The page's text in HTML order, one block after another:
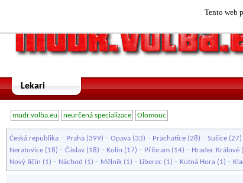
Tento web
Lekari
mudr.volba.eu neurčená specializace Olomouc
Česká republika - Praha (399) - Opava (33) - Prachatice (28) - Sušice (27)
Neratovice (18) - Čáslav (18) - Kolín (17) - Příbram (14) - Hradec Králové
Nový Jičín (1) - Náchod (1) - Mělník (1) - Liberec (1) - Kutná Hora (1) -